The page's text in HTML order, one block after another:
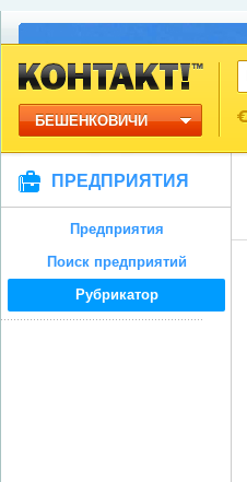
БЕШЕНКОВИЧИ
ПРЕДПРИЯТИЯ
Предприятия
Поиск предприятий
Рубрикатор